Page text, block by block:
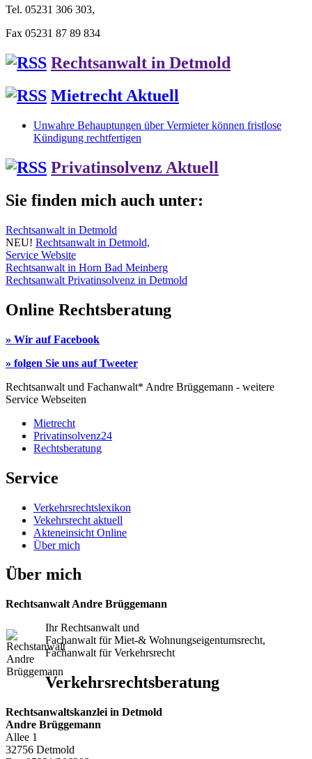
Tel. 05231 306 303,
Fax 05231 87 89 834
Rechtsanwalt in Detmold
Mietrecht Aktuell
Unwahre Behauptungen über Vermieter können fristlose
Kündigung rechtfertigen
Privatinsolvenz Aktuell
Sie finden mich auch unter:
Rechtsanwalt in Detmold
NEU! Rechtsanwalt in Detmold,
Service Website
Rechtsanwalt in Horn Bad Meinberg
Rechtsanwalt Privatinsolvenz in Detmold
Online Rechtsberatung
» Wir auf Facebook
» folgen Sie uns auf Tweeter
Rechtsanwalt und Fachanwalt* Andre Brüggemann - weitere
Service Webseiten
Mietrecht
Privatinsolvenz24
Rechtsberatung
Service
Verkehrsrechtslexikon
Vekehrsrecht aktuell
Akteneinsicht Online
Über mich
Über mich
Rechtsanwalt Andre Brüggemann
Ihr Rechtsanwalt und
Fachanwalt für Miet-& Wohnungseigentumsrecht,
Fachanwalt für Verkehrsrecht
Verkehrsrechtsberatung
Rechtsanwaltskanzlei in Detmold
Andre Brüggemann
Allee 1
32756 Detmold